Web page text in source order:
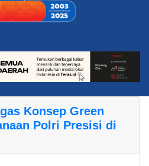
Konsep Green
Polri Presisi di